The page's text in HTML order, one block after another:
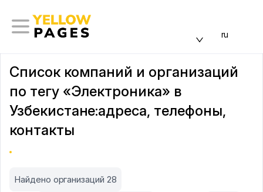
ru
Список компаний и организаций
по тегу «Электроника» в
Узбекистане:адреса, телефоны,
контакты
Найдено организаций 28